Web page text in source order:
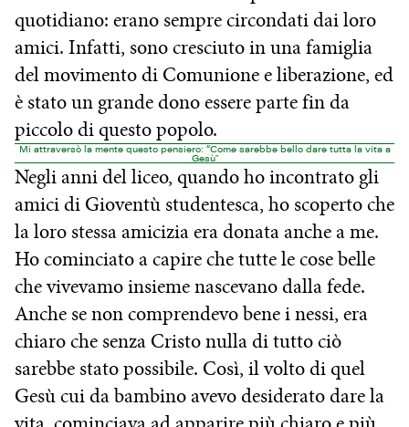
quotidiano: erano sempre circondati dai loro
amici. Infatti, sono cresciuto in una famiglia
del movimento di Comunione e liberazione, ed
è stato un grande dono essere parte fin da
piccolo di questo popolo.
Mi attraversò la mente questo pensiero: “Come sarebbe bello dare tutta la vita a
Gesùˮ
Negli anni del liceo, quando ho incontrato gli
amici di Gioventù studentesca, ho scoperto che
la loro stessa amicizia era donata anche a me.
Ho cominciato a capire che tutte le cose belle
che vivevamo insieme nascevano dalla fede.
Anche se non comprendevo bene i nessi, era
chiaro che senza Cristo nulla di tutto ciò
sarebbe stato possibile. Così, il volto di quel
Gesù cui da bambino avevo desiderato dare la